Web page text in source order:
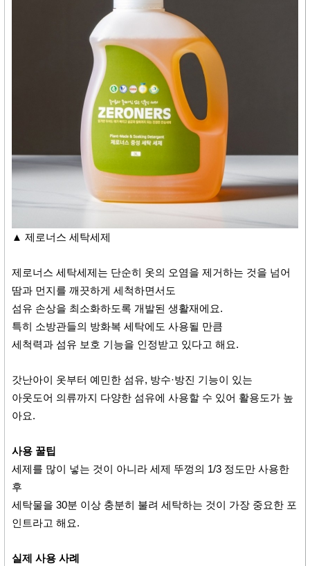
▲ 제로너스 세탁세제
제로너스 세탁세제는 단순히 옷의 오염을 제거하는 것을 넘어
땀과 먼지를 깨끗하게 세척하면서도
섬유 손상을 최소화하도록 개발된 생활재에요.
특히 소방관들의 방화복 세탁에도 사용될 만큼
세척력과 섬유 보호 기능을 인정받고 있다고 해요.
갓난아이 옷부터 예민한 섬유, 방수·방진 기능이 있는
아웃도어 의류까지 다양한 섬유에 사용할 수 있어 활용도가 높
아요.
사용 꿀팁
세제를 많이 넣는 것이 아니라 세제 뚜껑의 1/3 정도만 사용한
후
세탁물을 30분 이상 충분히 불려 세탁하는 것이 가장 중요한 포
인트라고 해요.
실제 사용 사례